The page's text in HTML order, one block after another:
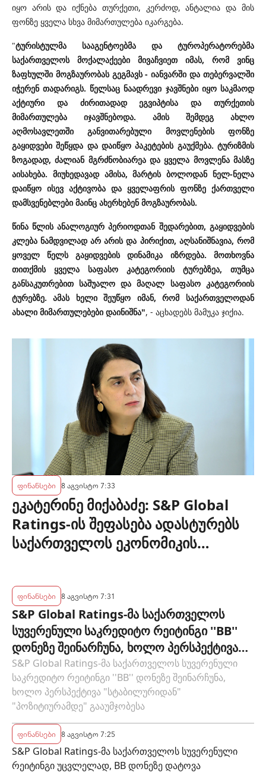
იყო არის და იქნება თურქეთი, კერძოდ, ანტალია და მის
ფონზე ყველა სხვა მიმართულება იკარგება.
"ტურისტულმა სააგენტოებმა და ტუროპერატორებმა
საქართველოს მოქალაქეები მივაჩვიეთ იმას, რომ ვინც
ზაფხულში მოგზაურობას გეგმავს - იანვარში და თებერვალში
იჭერენ თადარიგს. წელსაც ნაადრევი ჯავშნები იყო საკმაოდ
აქტიური და ძირითადად ეგვიპტისა და თურქეთის
მიმართულება იჯავშნებოდა. ამის შემდეგ ახლო
აღმოსავლეთში განვითარებული მოვლენების ფონზე
გაყიდვები შეწყდა და დაიწყო პაკეტების გაუქმება. ტურიზმის
ზოგადად, ძალიან მგრძნობიარეა და ყველა მოვლენა მასზე
აისახება. მიუხედავად ამისა, მარტის ბოლოდან ნელ-ნელა
დაიწყო ისევ აქტივობა და ყველაფრის ფონზე ქართველი
დამსვენებლები მაინც ახერხებენ მოგზაურობას.
წინა წლის ანალოგიურ პერიოდთან შედარებით, გაყიდვების
კლება ნამდვილად არ არის და პირიქით, აღსანიშნავია, რომ
ყოველ წელს გაყიდვების დინამიკა იზრდება. მოთხოვნა
თითქმის ყველა საფასო კატეგორიის ტურებზეა, თუმცა
განსაკუთრებით საშუალო და მაღალ საფასო კატეგორიის
ტურებზე. ამას ხელი შეუწყო იმან, რომ საქართველოდან
ახალი მიმართულებები დაინიშნა", - აცხადებს მამუკა ჯიქია.
ფინანსები 8 აგვისტო 7:33
ეკატერინე მიქაბაძე: S&P Global
Ratings-ის შეფასება ადასტურებს
საქართველოს ეკონომიკის
ბანკის პოლიტიკის ეფექტიანობას
ფინანსები 8 აგვისტო 7:31
S&P Global Ratings-მა საქართველოს
სუვერენული საკრედიტო რეიტინგი ''BB''
დონეზე შეინარჩუნა, ხოლო პერსპექტივა
"სტაბილურიდან" "პოზიტიურამდე"
გააუმჯობესა
S&P Global Ratings-მა საქართველოს სუვერენული
საკრედიტო რეიტინგი ''BB'' დონეზე შეინარჩუნა,
ხოლო პერსპექტივა "სტაბილურიდან"
"პოზიტიურამდე" გააუმჯობესა
ფინანსები 8 აგვისტო 7:25
S&P Global Ratings-მა საქართველოს სუვერენული
რეიტინგი უცვლელად, BB დონეზე დატოვა